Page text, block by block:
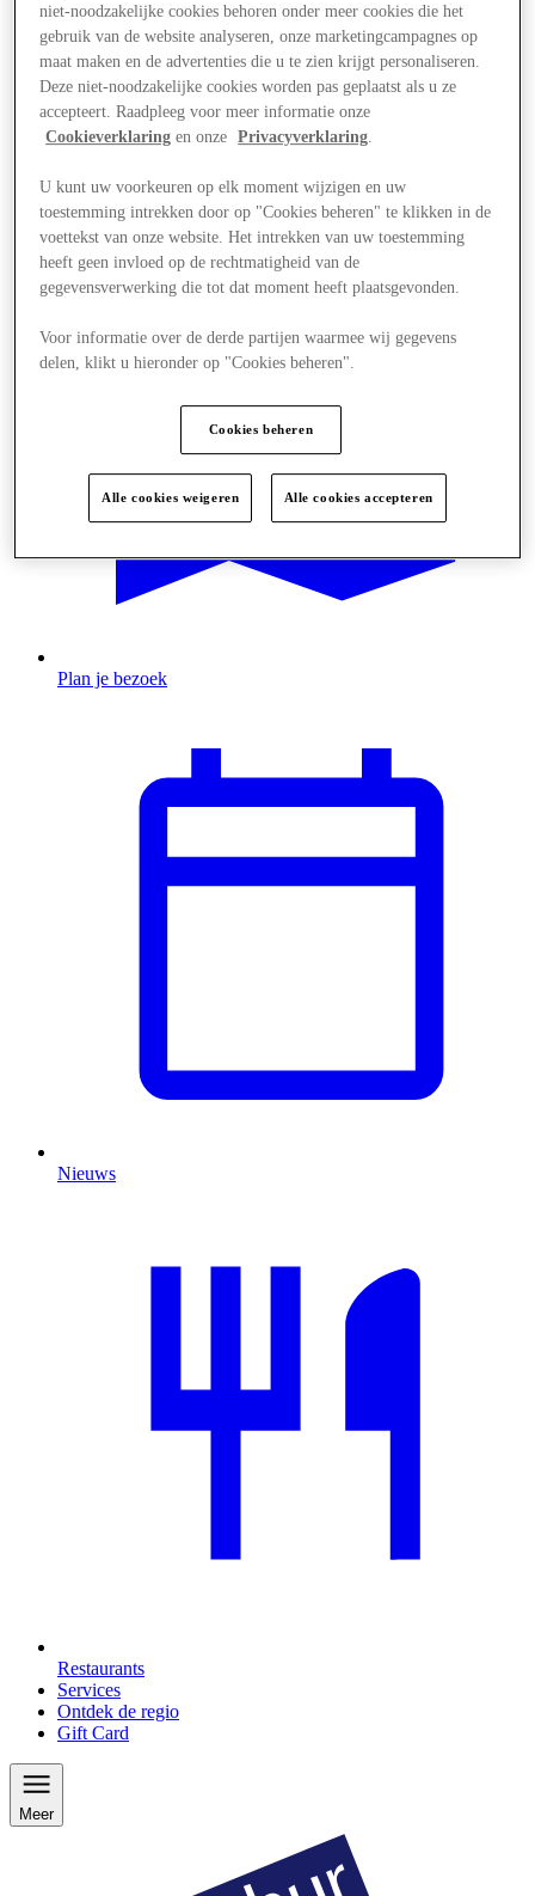
Aanbiedingen
Plan je bezoek
Nieuws
Restaurants
Services
Ontdek de regio
Gift Card
Meer
niet-noodzakelijke cookies behoren onder meer cookies die het
gebruik van de website analyseren, onze marketingcampagnes op
maat maken en de advertenties die u te zien krijgt personaliseren.
Deze niet-noodzakelijke cookies worden pas geplaatst als u ze
accepteert. Raadpleeg voor meer informatie onze
Cookieverklaring en onze Privacyverklaring
U kunt uw voorkeuren op elk moment wijzigen en uw
toestemming intrekken door op "Cookies beheren" te klikken in de
voettekst van onze website. Het intrekken van uw toestemming
heeft geen invloed op de rechtmatigheid van de
gegevensverwerking die tot dat moment heeft plaatsgevonden.
Voor informatie over de derde partijen waarmee wij gegevens
delen, klikt u hieronder op "Cookies beheren".
Cookies beheren
Alle cookies weigeren Alle cookies accepteren